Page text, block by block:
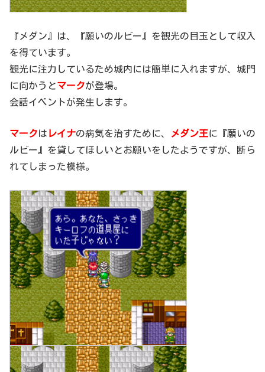
『メダン』は、『願いのルビー』を観光の目玉として収入
を得ています。
観光に注力しているため城内には簡単に入れますが、城門
に向かうとマークが登場。
会話イベントが発生します。
マークは レイナの病気を治すために、 メダン王に『願いの
ルビー』を貸してほしいとお願いをしたようですが、断ら
れてしまった模様。